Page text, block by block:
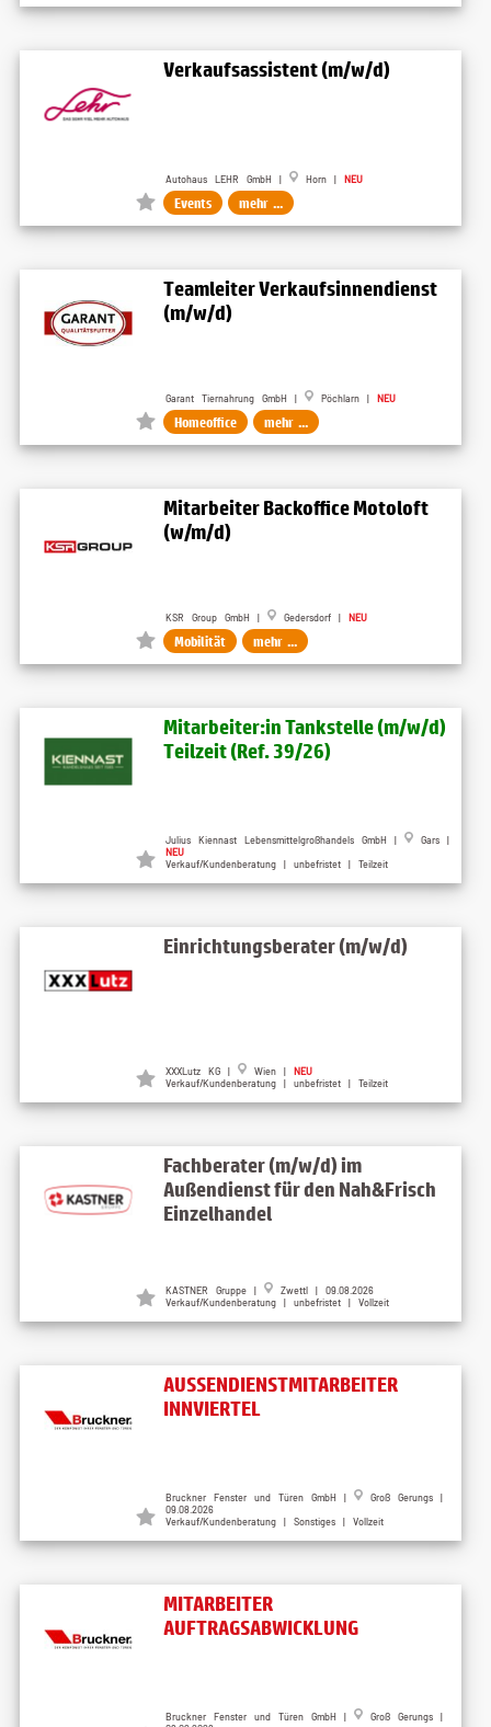
Verkaufsassistent (m/w/d)
Autohaus LEHR GmbH | Horn | NEU
Events mehr ...
Teamleiter Verkaufsinnendienst
(m/w/d)
Garant Tiernahrung GmbH | Pöchlarn | NEU
Homeoffice mehr ...
Mitarbeiter Backoffice Motoloft
(w/m/d)
KSR Group GmbH | Gedersdorf | NEU
Mobilität mehr ...
Mitarbeiter:in Tankstelle (m/w/d)
Teilzeit (Ref. 39/26)
Julius Kiennast Lebensmittelgroßhandels GmbH |
Gars |
NEU
Verkauf/Kundenberatung | unbefristet | Teilzeit
Einrichtungsberater (m/w/d)
XXXLutz KG | Wien | NEU
Verkauf/Kundenberatung | unbefristet | Teilzeit
Fachberater (m/w/d) im
Außendienst für den Nah&Frisch
Einzelhandel
KASTNER Gruppe |
Zwettl | 09.08.2026
Verkauf/Kundenberatung | unbefristet | Vollzeit
AUSSENDIENSTMITARBEITER
INNVIERTEL
Bruckner Fenster und Türen GmbH |
Groß Gerungs |
09.08.2026
Verkauf/Kundenberatung | Sonstiges | Vollzeit
MITARBEITER
AUFTRAGSABWICKLUNG
Bruckner Fenster und Türen GmbH |
Groß Gerungs |